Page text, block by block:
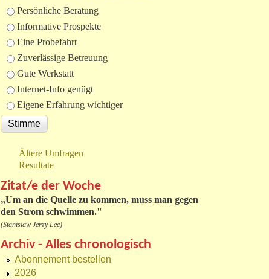
Auswahlmöglichkeiten
Persönliche Beratung
Informative Prospekte
Eine Probefahrt
Zuverlässige Betreuung
Gute Werkstatt
Internet-Info genügt
Eigene Erfahrung wichtiger
Ältere Umfragen
Resultate
Zitat/e der Woche
„Um an die Quelle zu kommen, muss man gegen
den Strom schwimmen."
(Stanislaw Jerzy Lec)
Archiv - Alles chronologisch
Abonnement bestellen
2026